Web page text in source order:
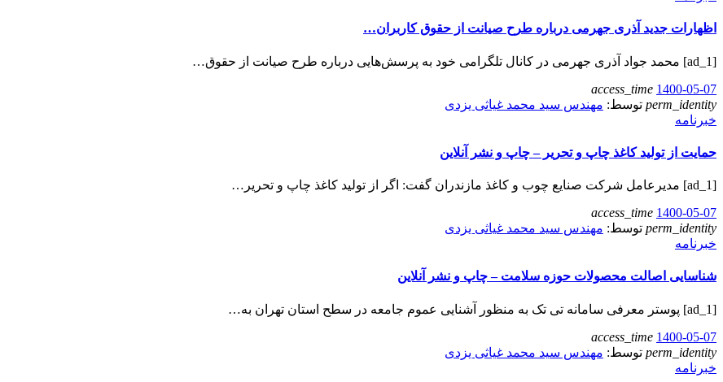
اظهارات جدید آذری جهرمی درباره طرح صیانت از حقوق کاربران…
[ad_1] محمد جواد آذری جهرمی در کانال تلگرامی خود به پرسش‌هایی درباره طرح صیانت از حقوق…
access_time 1400-05-07
perm_identity توسط: مهندس سید محمد غیاثی یزدی
خبرنامه
حمایت از تولید کاغذ چاپ و تحریر – چاپ و نشر آنلاین
[ad_1] مدیرعامل شرکت صنایع چوب و کاغذ مازندران گفت: اگر از تولید کاغذ چاپ و تحریر…
access_time 1400-05-07
perm_identity توسط: مهندس سید محمد غیاثی یزدی
خبرنامه
شناسایی اصالت محصولات حوزه سلامت – چاپ و نشر آنلاین
[ad_1] پوستر معرفی سامانه تی تک به منظور آشنایی عموم جامعه در سطح استان تهران به…
access_time 1400-05-07
perm_identity توسط: مهندس سید محمد غیاثی یزدی
خبرنامه